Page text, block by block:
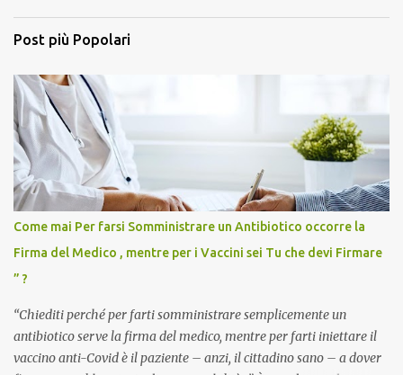
Post più Popolari
Come mai Per farsi Somministrare un Antibiotico occorre la
Firma del Medico , mentre per i Vaccini sei Tu che devi Firmare
” ?
“Chiediti perché per farti somministrare semplicemente un
antibiotico serve la firma del medico, mentre per farti iniettare il
vaccino anti-Covid è il paziente – anzi, il cittadino sano – a dover